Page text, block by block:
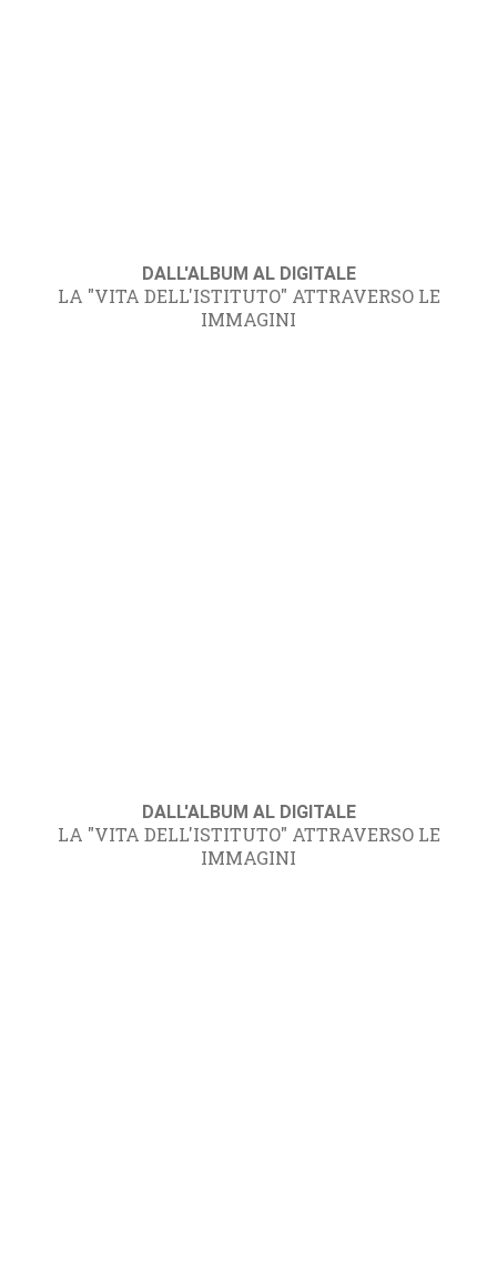
DALL'ALBUM AL DIGITALE
LA "VITA DELL'ISTITUTO" ATTRAVERSO LE
IMMAGINI
DALL'ALBUM AL DIGITALE
LA "VITA DELL'ISTITUTO" ATTRAVERSO LE
IMMAGINI